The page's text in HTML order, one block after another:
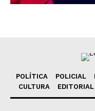
POLÍTICA POLICIAL
CULTURA
EDITORIAL